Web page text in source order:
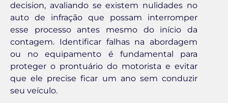
decision, avaliando se existem nulidades no
auto de infração que possam interromper
esse processo antes mesmo do início da
contagem. Identificar falhas na abordagem
ou no equipamento é fundamental para
proteger o prontuário do motorista e evitar
que ele precise ficar um ano sem conduzir
seu veículo.